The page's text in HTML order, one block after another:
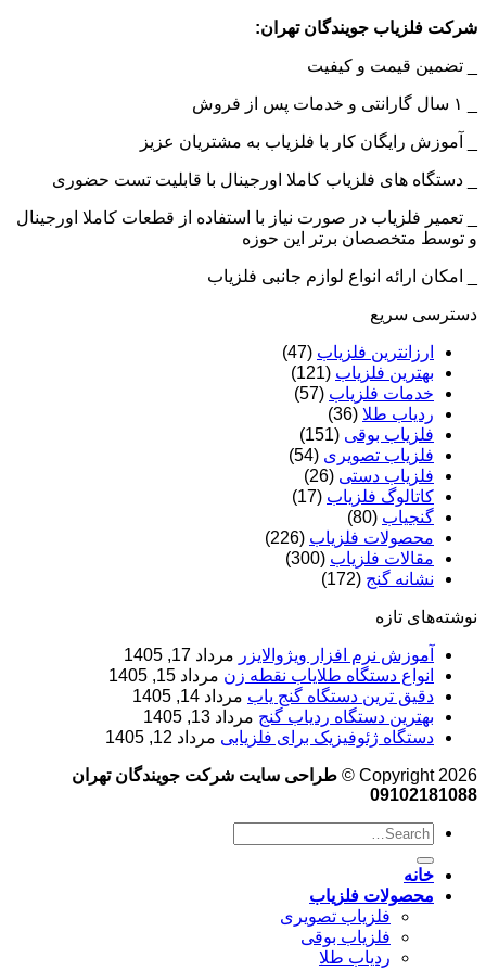
شرکت فلزیاب جویندگان تهران:
_ تضمین قیمت و کیفیت
_ آموزش رایگان کار با فلزیاب به مشتریان عزیز
_ دستگاه های فلزیاب کاملا اورجینال با قابلیت تست حضوری
_ تعمیر فلزیاب در صورت نیاز با استفاده از قطعات کاملا اورجینال
و توسط متخصصان برتر این حوزه
_ امکان ارائه انواع لوازم جانبی فلزیاب
دسترسی سریع
ارزانترین فلزیاب (47)
بهترین فلزیاب (121)
خدمات فلزیاب (57)
ردیاب طلا (36)
فلزیاب بوقی (151)
فلزیاب تصویری (54)
فلزیاب دستی (26)
کاتالوگ فلزیاب (17)
گنجیاب (80)
محصولات فلزیاب (226)
مقالات فلزیاب (300)
نشانه گنج (172)
نوشته‌های تازه
آموزش نرم‌ افزار ویژوالایزر مرداد 17, 1405
انواع دستگاه طلایاب نقطه زن مرداد 15, 1405
دقیق ترین دستگاه گنج یاب مرداد 14, 1405
بهترین دستگاه ردیاب گنج مرداد 13, 1405
دستگاه ژئوفیزیک برای فلزیابی مرداد 12, 1405
Copyright 2026 ©
طراحی سایت شرکت جویندگان تهران
09102181088
خانه
محصولات فلزیاب
فلزیاب تصویری
فلزیاب بوقی
ردیاب طلا